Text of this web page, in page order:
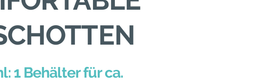
1 Behälter für ca.